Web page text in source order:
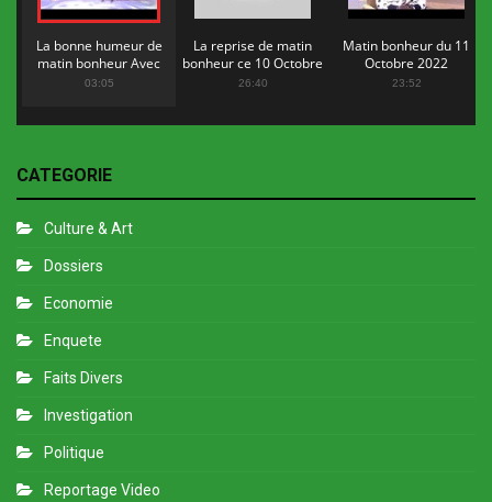
La bonne humeur de
matin bonheur Avec
Flopy Mendosa
03:05
La reprise de matin
bonheur ce 10 Octobre
2022
26:40
Matin bonheur du 11
Octobre 2022
23:52
CATEGORIE
Culture & Art
Dossiers
Economie
Enquete
Faits Divers
Investigation
Politique
Reportage Video